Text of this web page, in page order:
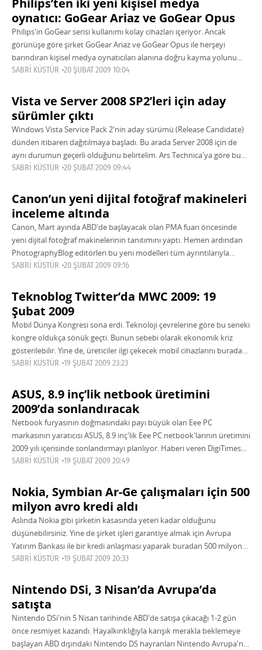
Philips’ten iki yeni kişisel medya
oynatıcı: GoGear Ariaz ve GoGear Opus
Philips'in GoGear serisi kullanımı kolay cihazları içeriyor. Ancak
görünüşe göre şirket GoGear Ariaz ve GoGear Opus ile herşeyi
barındıran kişisel medya oynatıcıları alanına doğru kayma yolunu
seçmiş. GoGear Ariaz kardeşinden
SABRI KÜSTÜR 20 ŞUBAT 2009 10:04
Vista ve Server 2008 SP2’leri için aday
sürümler çıktı
Windows Vista Service Pack 2'nin aday sürümü (Release Candidate)
dünden itibaren dağıtılmaya başladı. Bu arada Server 2008 için de
aynı durumun geçerli olduğunu belirtelim. Ars Technica'ya göre bu
sürümler kısa
SABRI KÜSTÜR 20 ŞUBAT 2009 09:44
Canon’un yeni dijital fotoğraf makineleri
inceleme altında
Canon, Mart ayında ABD'de başlayacak olan PMA fuarı öncesinde
yeni dijital fotoğraf makinelerinin tanıtımını yaptı. Hemen ardından
PhotographyBlog editörleri bu yeni modelleri tüm ayrıntılarıyla
inceleme şansını yakalamışlar. İncelenen makinelerin arasında
SABRI KÜSTÜR 20 ŞUBAT 2009 09:16
Teknoblog Twitter’da MWC 2009: 19
Şubat 2009
Mobil Dünya Kongresi sona erdi. Teknoloji çevrelerine göre bu seneki
kongre oldukça sönük geçti. Bunun sebebi olarak ekonomik kriz
gösterilebilir. Yine de, üreticiler ilgi çekecek mobil cihazlarını burada
tanıttılar. MWC
SABRI KÜSTÜR 19 ŞUBAT 2009 23:23
ASUS, 8.9 inç’lik netbook üretimini
2009’da sonlandıracak
Netbook furyasının doğmasındaki payı büyük olan Eee PC
markasının yaratıcısı ASUS, 8.9 inç'lik Eee PC netbook'larının üretimini
2009 yılı içerisinde sonlandırmayı planlıyor. Haberi veren DigiTimes
sitesinin kaynağı ise şirketin Asya-Pasifik
SABRI KÜSTÜR 19 ŞUBAT 2009 20:49
Nokia, Symbian Ar-Ge çalışmaları için 500
milyon avro kredi aldı
Aslında Nokia gibi şirketin kasasında yeteri kadar olduğunu
düşünebilirsiniz. Yine de şirket işleri garantiye almak için Avrupa
Yatırım Bankası ile bir kredi anlaşması yaparak buradan 500 milyon
avroluk kredi aldı.
SABRI KÜSTÜR 19 ŞUBAT 2009 20:33
Nintendo DSi, 3 Nisan’da Avrupa’da
satışta
Nintendo DSi'nin 5 Nisan tarihinde ABD'de satışa çıkacağı 1-2 gün
önce resmiyet kazandı. Hayalkırıklığıyla karışık merakla beklemeye
başlayan ABD dışındaki Nintendo DS hayranları Nintendo Avrupa'nın